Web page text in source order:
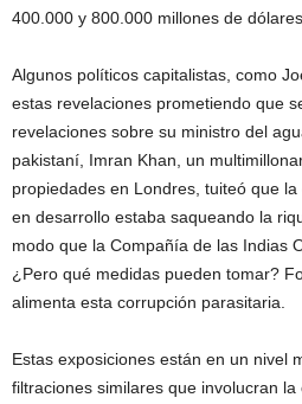
400.000 y 800.000 millones de dólares.
Algunos políticos capitalistas, como
estas revelaciones prometiendo que
revelaciones sobre su ministro del
pakistaní, Imran Khan, un
propiedades en Londres, tuiteó que
en desarrollo estaba saqueando la
modo que la Compañía de las Indias
¿Pero qué medidas pueden tomar?
alimenta esta corrupción parasitaria.
Estas exposiciones están en un nivel
filtraciones similares que involucran